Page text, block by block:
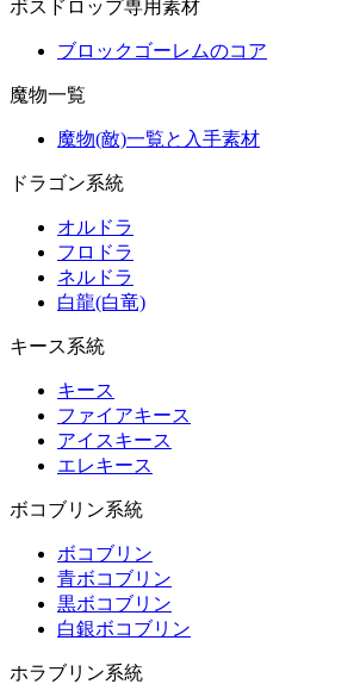
ボスドロップ専用素材
ブロックゴーレムのコア
魔物一覧
魔物(敵)一覧と入手素材
ドラゴン系統
オルドラ
フロドラ
ネルドラ
白龍(白竜)
キース系統
キース
ファイアキース
アイスキース
エレキース
ボコブリン系統
ボコブリン
青ボコブリン
黒ボコブリン
白銀ボコブリン
ホラブリン系統